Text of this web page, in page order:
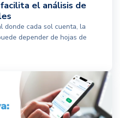
el análisis de
donde cada sol cuenta, la
depender de hojas de